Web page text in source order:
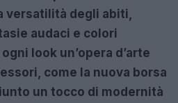
versatilità degli abiti,
audaci e colori
look un’opera d’arte
come la nuova borsa
un tocco di modernità